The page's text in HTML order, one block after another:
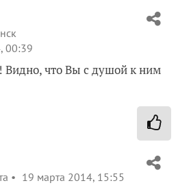
00:39
Видно, что Вы с душой к ним
19 марта 2014, 15:55